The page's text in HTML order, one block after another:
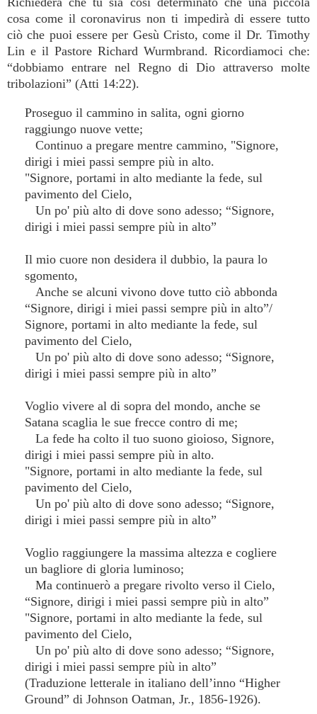
cosa come il coronavirus non ti impedirà di essere tutto
ciò che puoi essere per Gesù Cristo, come il Dr. Timothy
Lin e il Pastore Richard Wurmbrand. Ricordiamoci che:
“dobbiamo entrare nel Regno di Dio attraverso molte
tribolazioni” (Atti 14:22).
Proseguo il cammino in salita, ogni giorno
raggiungo nuove vette;
Continuo a pregare mentre cammino, "Signore,
dirigi i miei passi sempre più in alto.
"Signore, portami in alto mediante la fede, sul
pavimento del Cielo,
Un po' più alto di dove sono adesso; “Signore,
dirigi i miei passi sempre più in alto”
Il mio cuore non desidera il dubbio, la paura lo
sgomento,
Anche se alcuni vivono dove tutto ciò abbonda
“Signore, dirigi i miei passi sempre più in alto”/
Signore, portami in alto mediante la fede, sul
pavimento del Cielo,
Un po' più alto di dove sono adesso; “Signore,
dirigi i miei passi sempre più in alto”
Voglio vivere al di sopra del mondo, anche se
Satana scaglia le sue frecce contro di me;
La fede ha colto il tuo suono gioioso, Signore,
dirigi i miei passi sempre più in alto.
"Signore, portami in alto mediante la fede, sul
pavimento del Cielo,
Un po' più alto di dove sono adesso; “Signore,
dirigi i miei passi sempre più in alto”
Voglio raggiungere la massima altezza e cogliere
un bagliore di gloria luminoso;
Ma continuerò a pregare rivolto verso il Cielo,
“Signore, dirigi i miei passi sempre più in alto”
"Signore, portami in alto mediante la fede, sul
pavimento del Cielo,
Un po' più alto di dove sono adesso; “Signore,
dirigi i miei passi sempre più in alto”
(Traduzione letterale in italiano dell’inno “Higher
Ground” di Johnson Oatman, Jr., 1856-1926).